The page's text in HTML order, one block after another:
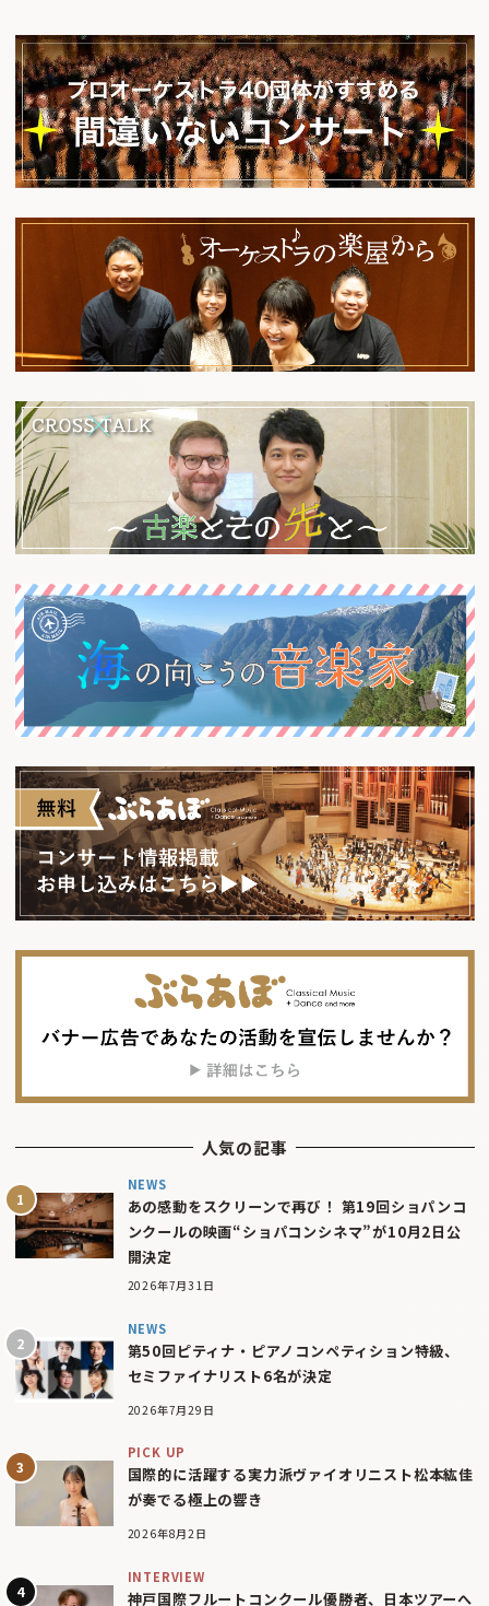
人気の記事
NEWS
あの感動をスクリーンで再び！ 第19回ショパンコ
ンクールの映画“ショパコンシネマ”が10月2日公
開決定
2026年7月31日
NEWS
第50回ピティナ・ピアノコンペティション特級、
セミファイナリスト6名が決定
2026年7月29日
PICK UP
国際的に活躍する実力派ヴァイオリニスト松本紘佳
が奏でる極上の響き
2026年8月2日
INTERVIEW
神戸国際フルートコンクール優勝者、日本ツアーへ